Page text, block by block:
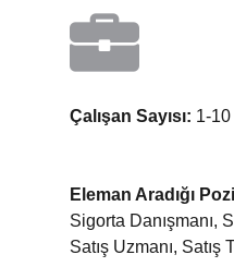
Çalışan Sayısı: 1-10
Eleman Aradığı
Sigorta Danışmanı,
Satış Uzmanı, Satış